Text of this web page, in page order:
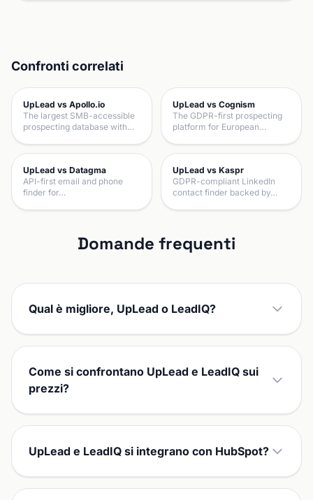
Confronti correlati
UpLead vs Apollo.io
The largest SMB-accessible
prospecting database with…
UpLead vs Cognism
The GDPR-first prospecting
platform for European…
UpLead vs Datagma
API-first email and phone
finder for…
UpLead vs Kaspr
GDPR-compliant LinkedIn
contact finder backed by…
Domande frequenti
Qual è migliore, UpLead o LeadIQ?
Come si confrontano UpLead e LeadIQ sui
prezzi?
UpLead e LeadIQ si integrano con HubSpot?